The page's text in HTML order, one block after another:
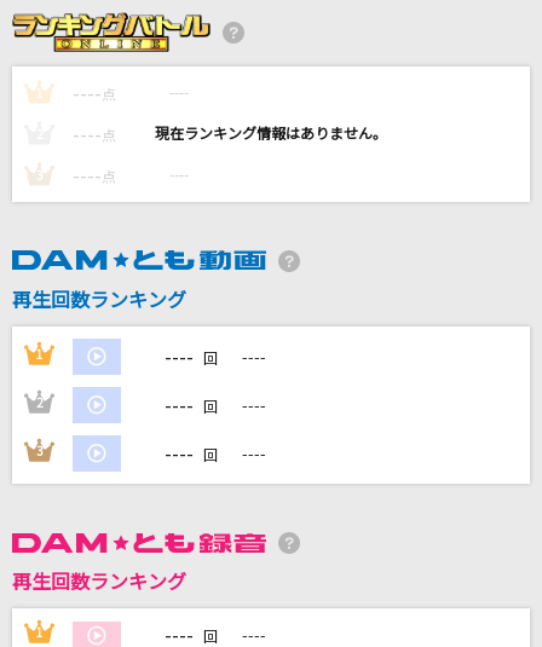
緑黄色社会
花人局
[生音]look at the sea
音田雅則
カラオケ最新情報をチェック！
1 ---- 点 ----
---- 点 ----
3 ---- 点 ----
再生回数ランキング
1 ---- 回 ----
2 ---- 回 ----
3 ---- 回 ----
再生回数ランキング
1 ---- 回 ----